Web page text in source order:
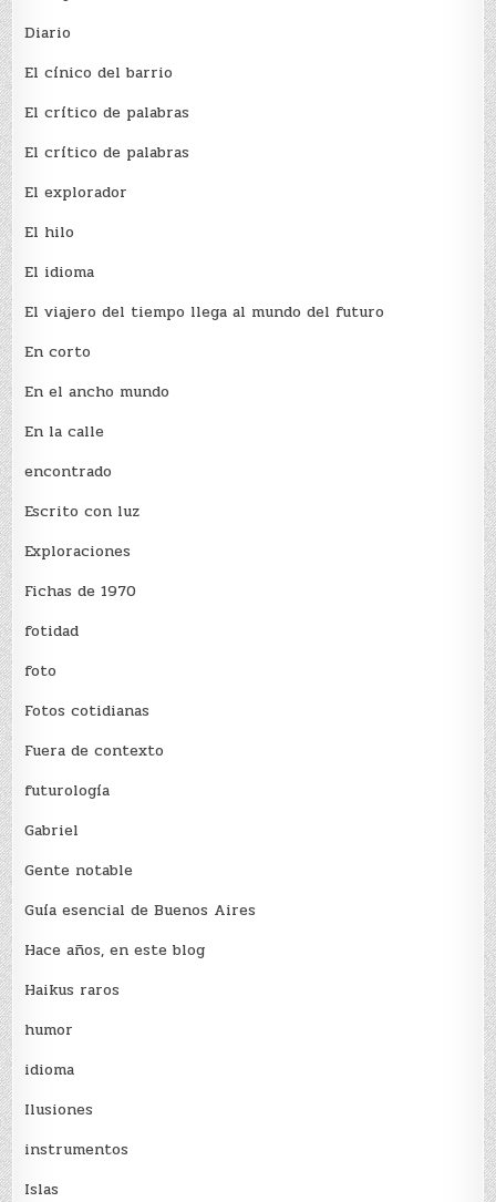
Diario
El cínico del barrio
El crí­tico de palabras
El crí­tico de palabras
El explorador
El hilo
El idioma
El viajero del tiempo llega al mundo del futuro
En corto
En el ancho mundo
En la calle
encontrado
Escrito con luz
Exploraciones
Fichas de 1970
fotidad
foto
Fotos cotidianas
Fuera de contexto
futurología
Gabriel
Gente notable
Guía esencial de Buenos Aires
Hace años, en este blog
Haikus raros
humor
idioma
Ilusiones
instrumentos
Islas